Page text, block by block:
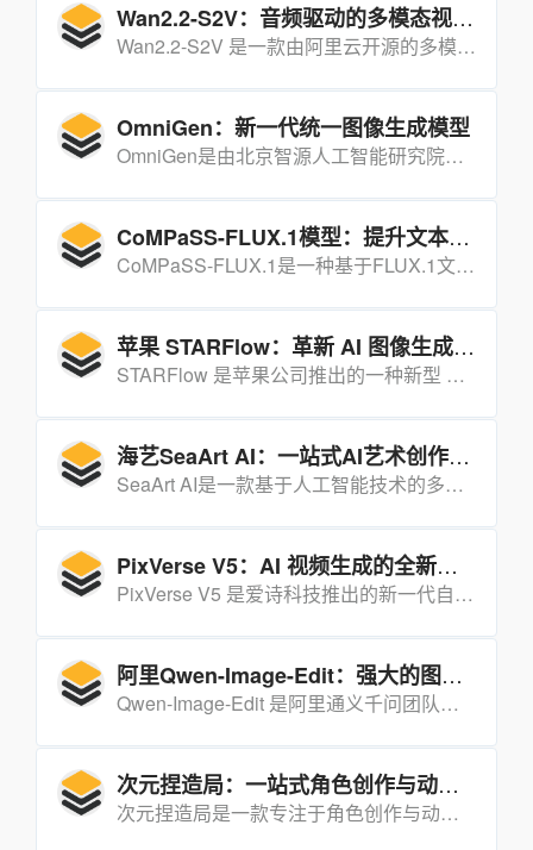
Wan2.2-S2V：音频驱动的多模态视频生成工具
Wan2.2-S2V 是一款由阿里云开源的多模态视频生成模型，仅需一张静态图片和一段音频，即可生成面部表情自然、口型一致、肢体动作丝滑的电影级数字人视频。
OmniGen：新一代统一图像生成模型
OmniGen是由北京智源人工智能研究院开发的新一代统一图像生成模型，能够处理多种图像生成任务，包括文本到图像生成、图像编辑等。
CoMPaSS-FLUX.1模型：提升文本到图像生成的空间理解能力
CoMPaSS-FLUX.1是一种基于FLUX.1文本到图像扩散模型的LoRA适配器，可显著提升生成图像时对物体空间关系的理解能力。
苹果 STARFlow：革新 AI 图像生成技术
STARFlow 是苹果公司推出的一种新型 AI 图像生成技术，旨在挑战当前主流的扩散模型，高效生成高分辨率图像。
海艺SeaArt AI：一站式AI艺术创作平台
SeaArt AI是一款基于人工智能技术的多功能创意平台，专注于通过AI生成高质量的数字艺术作品，集成了文本生成图像、图像编辑、视频生成等多种功能，旨在为用户提供一站式的创意解决方案。
PixVerse V5：AI 视频生成的全新突破
PixVerse V5 是爱诗科技推出的新一代自研 AI 视频生成大模型，它在视频生成速度、质量以及创作灵活性上实现了飞跃提升，降低了创作门槛，推动了 AI 视频生成从专业工具向大众化创作的转型。
阿里Qwen-Image-Edit：强大的图像生成与编辑基础模型
Qwen-Image-Edit 是阿里通义千问团队推出的图像编辑模型，凭借其强大的文本编辑能力和双重编码机制，在中文渲染和图像编辑领域表现出色，具有广泛的应用前景。
次元捏造局：一站式角色创作与动画制作工具
次元捏造局是一款专注于角色创作与动画制作的工具，它以强大的角色生成、自定义和动画制作功能，帮助创作者快速构建属于自己的动画角色和故事。